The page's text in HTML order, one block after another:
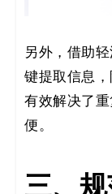
另外，借助
键提取信息
有效解决了
便。
三、